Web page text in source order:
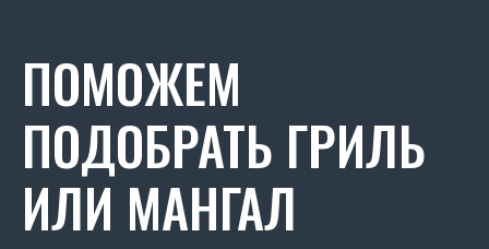
ПОМОЖЕМ
ПОДОБРАТЬ ГРИЛЬ
ИЛИ МАНГАЛ